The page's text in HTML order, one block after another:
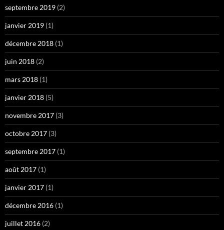
septembre 2019 (2)
janvier 2019 (1)
décembre 2018 (1)
juin 2018 (2)
mars 2018 (1)
janvier 2018 (5)
novembre 2017 (3)
octobre 2017 (3)
septembre 2017 (1)
août 2017 (1)
janvier 2017 (1)
décembre 2016 (1)
juillet 2016 (2)